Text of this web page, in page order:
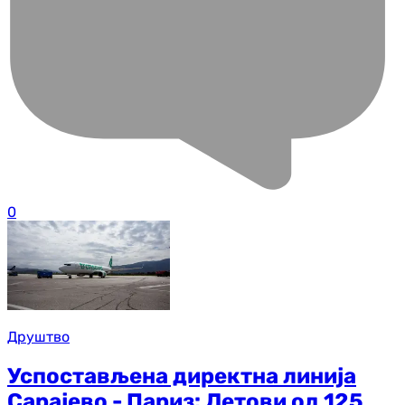
0
Друштво
Успостављена директна линија